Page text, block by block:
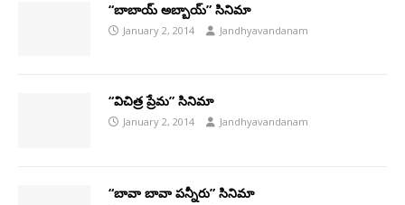
“బాబాయ్ అబ్బాయ్” సినిమా
January 2, 2014 Jandhyavandanam
“విచిత్ర ప్రేమ” సినిమా
January 2, 2014 Jandhyavandanam
“బావా బావా పన్నీరు” సినిమా